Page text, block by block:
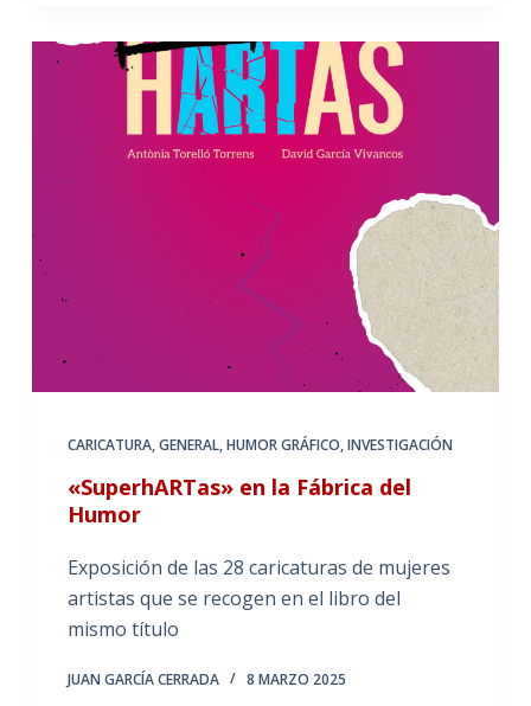
CARICATURA,GENERAL,HUMOR GRÁFICO,INVESTIGACIÓN
«SuperhARTas» en la Fábrica del
Humor
Exposición de las 28 caricaturas de mujeres
artistas que se recogen en el libro del
mismo título
JUAN GARCÍA CERRADA 8 MARZO 2025